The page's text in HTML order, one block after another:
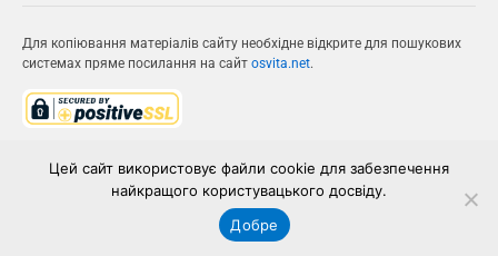
Для копіювання матеріалів сайту необхідне відкрите для пошукових
системах пряме посилання на сайт osvita.net.
ІВС «ОСВІТА»
Цей сайт використовує файли cookie для забезпечення
найкращого користувацького досвіду.
Добре